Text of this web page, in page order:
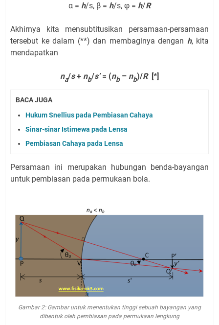
α = h/s, β = h/s, φ = h/R
Akhirnya kita mensubtitusikan persamaan-persamaan
tersebut ke dalam (**) dan membaginya dengan h, kita
mendapatkan
na/s+ nb/s’= (nb – nb)/R[*]
BACA JUGA
Hukum Snellius pada Pembiasan Cahaya
Sinar-sinar Istimewa pada Lensa
Pembiasan Cahaya pada Lensa
Persamaan ini merupakan hubungan benda-bayangan
untuk pembiasan pada permukaan bola.
Gambar 2: Gambar untuk menentukan tinggi sebuah bayangan yang
dibentuk oleh pembiasan pada permukaan lengkung